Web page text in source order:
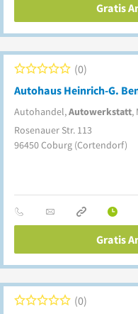
Gratis
Autohaus Heinrich-G.
Autohandel,Autowerkstatt,
0
Rosenauer Str. 113
96450Coburg (Cortendorf)
Gratis
0